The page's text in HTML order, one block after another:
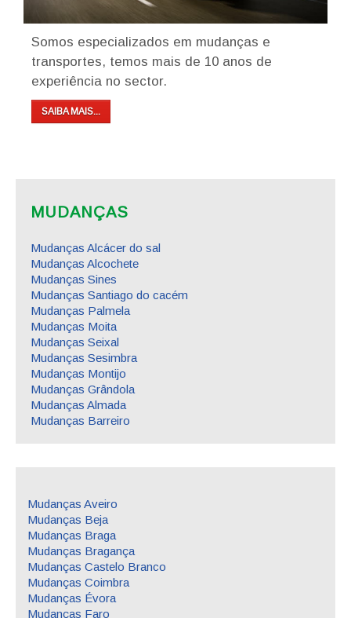
Somos especializados em mudanças e
transportes, temos mais de 10 anos de
experiência no sector.
SAIBA MAIS...
MUDANÇAS
Mudanças Alcácer do sal
Mudanças Alcochete
Mudanças Sines
Mudanças Santiago do cacém
Mudanças Palmela
Mudanças Moita
Mudanças Seixal
Mudanças Sesimbra
Mudanças Montijo
Mudanças Grândola
Mudanças Almada
Mudanças Barreiro
Mudanças Aveiro
Mudanças Beja
Mudanças Braga
Mudanças Bragança
Mudanças Castelo Branco
Mudanças Coimbra
Mudanças Évora
Mudanças Faro